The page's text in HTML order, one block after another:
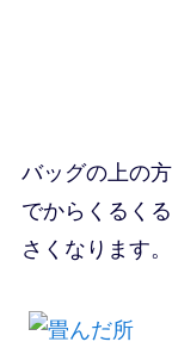
バッグの上の
でからくるく
さくなります。